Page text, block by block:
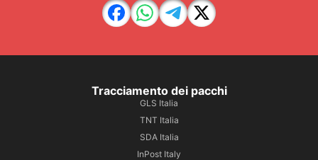
Tracciamento dei pacchi
GLS Italia
TNT Italia
SDA Italia
InPost Italy